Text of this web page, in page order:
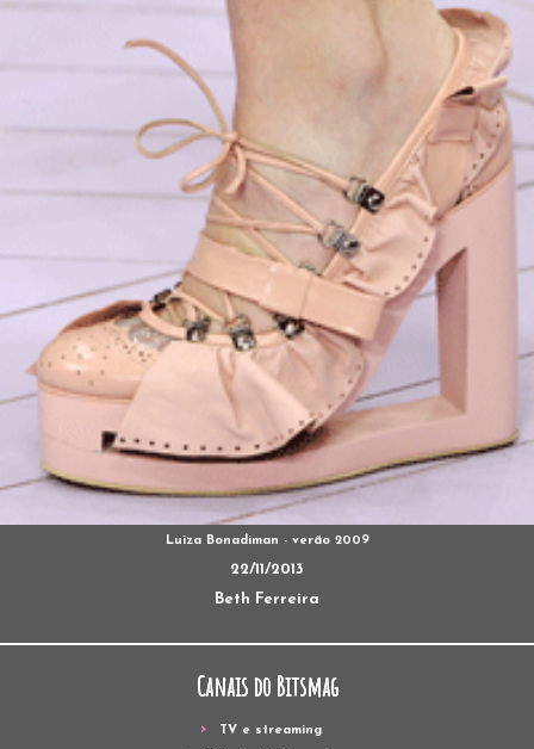
Luiza Bonadiman - verão 2009
22/11/2013
Beth Ferreira
Canais do Bitsmag
TV e streaming